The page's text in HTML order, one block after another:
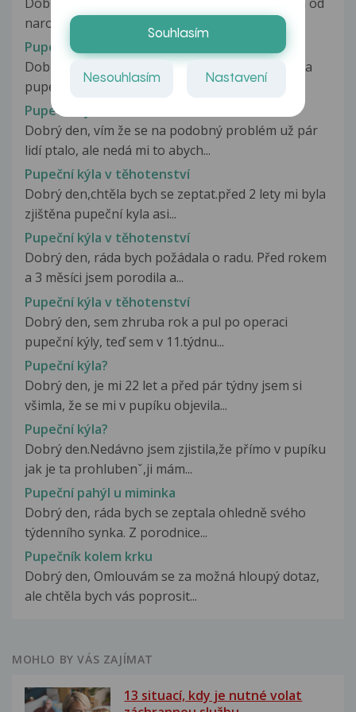
narození pupečníkovou kýlu,...
Pupeční kýla u ročního dítěte
Dobrý den, dceři při roční prohlídce byla zjišťěna
pupeční kýla. Malá, pupíček...
Pupeční kýla v těhotenství
Dobrý den, vím že se na podobný problém už pár
lidí ptalo, ale nedá mi to abych...
Pupeční kýla v těhotenství
Dobrý den,chtěla bych se zeptat.před 2 lety mi byla
zjištěna pupeční kyla asi...
Pupeční kýla v těhotenství
Dobrý den, ráda bych požádala o radu. Před rokem
a 3 měsíci jsem porodila a...
Pupeční kýla v těhotenství
Dobrý den, sem zhruba rok a pul po operaci
pupeční kýly, teď sem v 11.týdnu...
Pupeční kýla?
Dobrý den, je mi 22 let a před pár týdny jsem si
všimla, že se mi v pupíku objevila...
Pupeční kýla?
Dobrý den.Nedávno jsem zjistila,že přímo v pupíku
jak je ta prohlubenˇ,ji mám...
Pupeční pahýl u miminka
Dobrý den, ráda bych se zeptala ohledně svého
týdenního synka. Z porodnice...
Pupečník kolem krku
Dobrý den, Omlouvám se za možná hloupý dotaz,
ale chtěla bych vás poprosit...
MOHLO BY VÁS ZAJÍMAT
13 situací, kdy je nutné volat
Souhlasím
Nesouhlasím Nastavení